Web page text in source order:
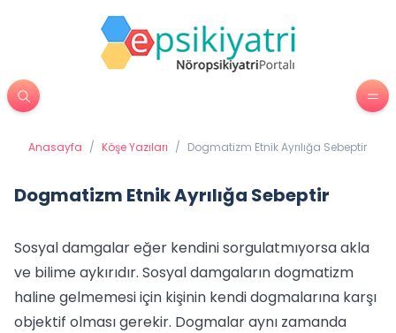
Anasayfa / Köşe Yazıları / Dogmatizm Etnik Ayrılığa Sebeptir
Dogmatizm Etnik Ayrılığa Sebeptir
Sosyal damgalar eğer kendini sorgulatmıyorsa akla
ve bilime aykırıdır. Sosyal damgaların dogmatizm
haline gelmemesi için kişinin kendi dogmalarına karşı
objektif olması gerekir. Dogmalar aynı zamanda